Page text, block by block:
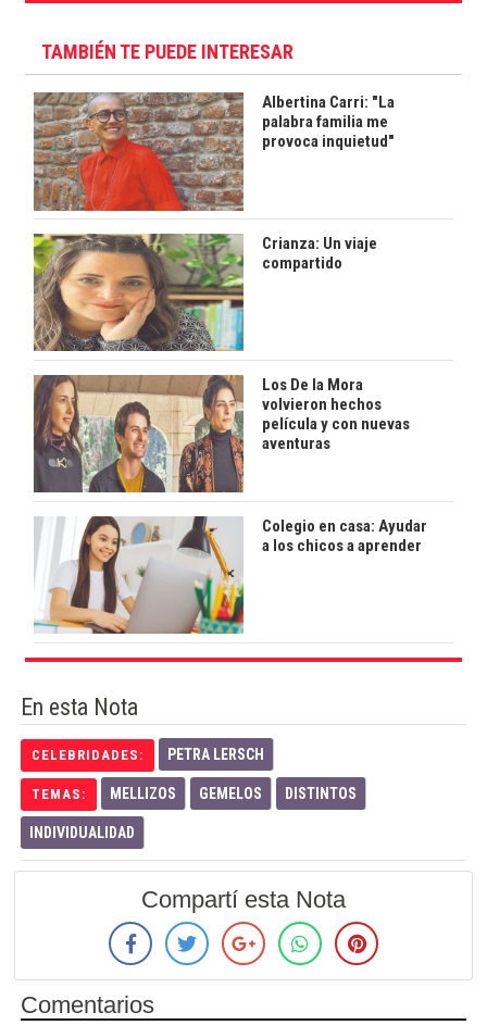
TAMBIÉN TE PUEDE INTERESAR
Albertina Carri: "La
palabra familia me
provoca inquietud"
Crianza: Un viaje
compartido
Los De la Mora
volvieron hechos
película y con nuevas
aventuras
Colegio en casa: Ayudar
a los chicos a aprender
En esta Nota
CELEBRIDADES: PETRA LERSCH
TEMAS: MELLIZOS GEMELOS DISTINTOS
INDIVIDUALIDAD
Compartí esta Nota
Comentarios